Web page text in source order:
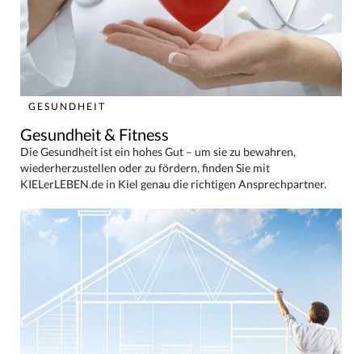
GESUNDHEIT
Gesundheit & Fitness
Die Gesundheit ist ein hohes Gut – um sie zu bewahren,
wiederherzustellen oder zu fördern, finden Sie mit
KIELerLEBEN.de in Kiel genau die richtigen Ansprechpartner.